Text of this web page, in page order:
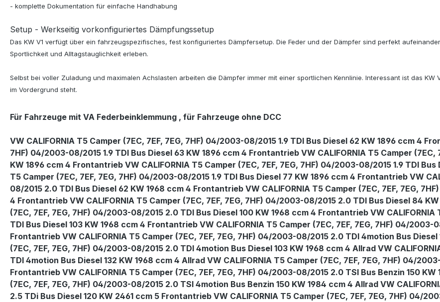
- komplette Dokumentation für einfache Handhabung
Setup - Werkseitig vorkonfiguriertes Dämpfungssetup
Das KW V1 verfügt über ein fahrzeugspezifisches, fest konfiguriertes Dämpfersetup. Die Feder und der Dämpfer sind perfekt
Sportlichkeit und Alltagstauglichkeit erleben.
Selbst bei voller Zuladung und maximalen Achslasten arbeiten die Dämpfer immer mit einer sportlichen Kennlinie. Interessant ist das
im Vordergrund steht.
Für Fahrzeuge mit VA Federbeinklemmung , für Fahrzeuge ohne DCC
VW CALIFORNIA T5 Camper (7EC, 7EF, 7EG, 7HF) 04/2003-08/2015 1.9 TDI Bus Diesel 62 KW 1896 ccm 4
7HF) 04/2003-08/2015 1.9 TDI Bus Diesel 63 KW 1896 ccm 4 Frontantrieb VW CALIFORNIA T5 Camper
KW 1896 ccm 4 Frontantrieb VW CALIFORNIA T5 Camper (7EC, 7EF, 7EG, 7HF) 04/2003-08/2015 1.9 TDI
T5 Camper (7EC, 7EF, 7EG, 7HF) 04/2003-08/2015 1.9 TDI Bus Diesel 77 KW 1896 ccm 4 Frontantrieb VW
08/2015 2.0 TDI Bus Diesel 62 KW 1968 ccm 4 Frontantrieb VW CALIFORNIA T5 Camper (7EC, 7EF, 7EG,
4 Frontantrieb VW CALIFORNIA T5 Camper (7EC, 7EF, 7EG, 7HF) 04/2003-08/2015 2.0 TDI Bus Diesel 84
(7EC, 7EF, 7EG, 7HF) 04/2003-08/2015 2.0 TDI Bus Diesel 100 KW 1968 ccm 4 Frontantrieb VW
TDI Bus Diesel 103 KW 1968 ccm 4 Frontantrieb VW CALIFORNIA T5 Camper (7EC, 7EF, 7EG, 7HF) 04/2003-
Frontantrieb VW CALIFORNIA T5 Camper (7EC, 7EF, 7EG, 7HF) 04/2003-08/2015 2.0 TDI 4motion Bus
(7EC, 7EF, 7EG, 7HF) 04/2003-08/2015 2.0 TDI 4motion Bus Diesel 103 KW 1968 ccm 4 Allrad VW
TDI 4motion Bus Diesel 132 KW 1968 ccm 4 Allrad VW CALIFORNIA T5 Camper (7EC, 7EF, 7EG, 7HF) 04/
Frontantrieb VW CALIFORNIA T5 Camper (7EC, 7EF, 7EG, 7HF) 04/2003-08/2015 2.0 TSI Bus Benzin 150
(7EC, 7EF, 7EG, 7HF) 04/2003-08/2015 2.0 TSI 4motion Bus Benzin 150 KW 1984 ccm 4 Allrad VW
2.5 TDi Bus Diesel 120 KW 2461 ccm 5 Frontantrieb VW CALIFORNIA T5 Camper (7EC, 7EF, 7EG, 7HF) 04/